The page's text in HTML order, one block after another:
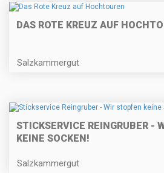
DAS ROTE KREUZ AUF
Salzkammergut
STICKSERVICE REINGRUBER -
KEINE SOCKEN!
Salzkammergut